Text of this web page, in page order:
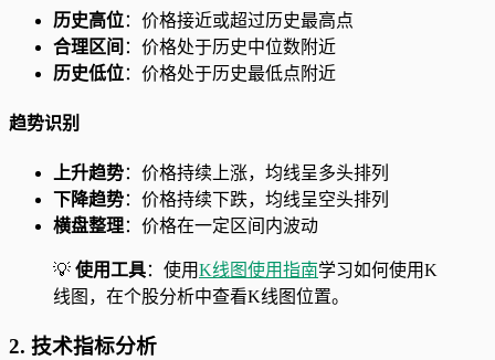
历史高位：价格接近或超过历史最高点
合理区间 ：价格处于历史中位数附近
历史低位：价格处于历史最低点附近
趋势识别
上升趋势：价格持续上涨，均线呈多头排列
下降趋势：价格持续下跌，均线呈空头排列
横盘整理：价格在一定区间内波动
💡 使用工具：使用K线图使用指南学习如何使用K
线图，在个股分析中查看K线图位置。
2. 技术指标分析